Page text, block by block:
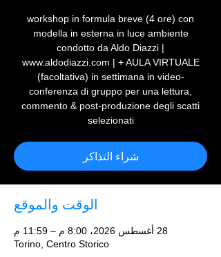
workshop in formula breve (4 ore) con
modella in esterna in luce ambiente
condotto da Aldo Diazzi |
www.aldodiazzi.com | + AULA VIRTUALE
(facoltativa) in settimana in video-
conferenza di gruppo per una lettura,
commento & post-produzione degli scatti
selezionati
شراء التذاكر
الوقت والموقع
28 أغسطس 2026، 8:00 م – 11:59 م
Torino, Centro Storico